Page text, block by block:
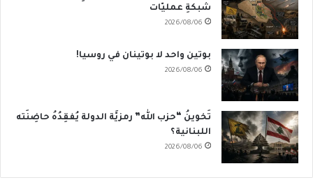
شبكةِ عمليّات
2026/08/06
بوتين واحد لا بوتينان في روسيا!
2026/08/06
تَخوينُ “حزب الله” رمزيَّة الدولة يُفقِدُهُ حاضِنَته
اللبنانية؟
2026/08/06